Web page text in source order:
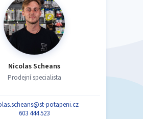
Nicolas Scheans
Prodejní specialista
potapeni.cz
603 444 523